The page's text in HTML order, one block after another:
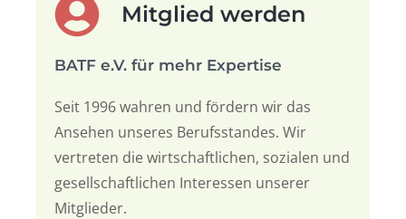
Mitglied werden
BATF e.V. für mehr Expertise
Seit 1996 wahren und fördern wir das
Ansehen unseres Berufsstandes. Wir
vertreten die wirtschaftlichen, sozialen und
gesellschaftlichen Interessen unserer
Mitglieder.